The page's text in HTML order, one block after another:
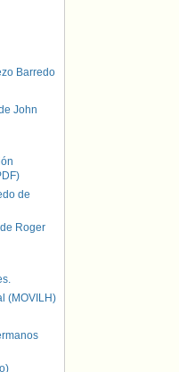
Barredo
John
de
Roger
(MOVILH)